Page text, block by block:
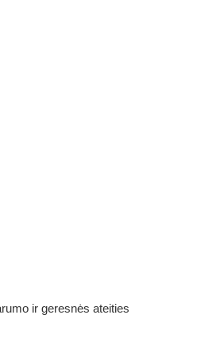
ir geresnės ateities